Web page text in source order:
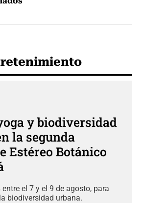
y biodiversidad
la segunda
Estéreo Botánico
el 7 y el 9 de agosto, para
biodiversidad urbana.